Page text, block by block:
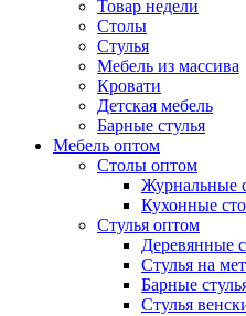
Товар недели
Столы
Стулья
Мебель из массива
Кровати
Детская мебель
Барные стулья
Мебель оптом
Столы оптом
Журнальные
Кухонные
Стулья оптом
Деревянные
Стулья на
Барные
Стулья